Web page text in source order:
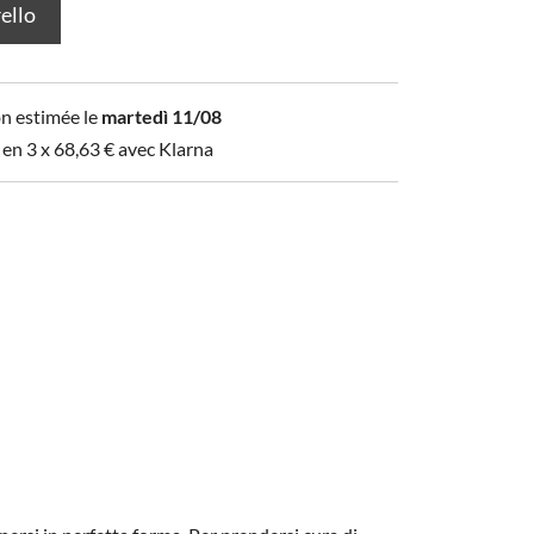
estimée le martedì 11/08
3 x68,63€avec Klarna